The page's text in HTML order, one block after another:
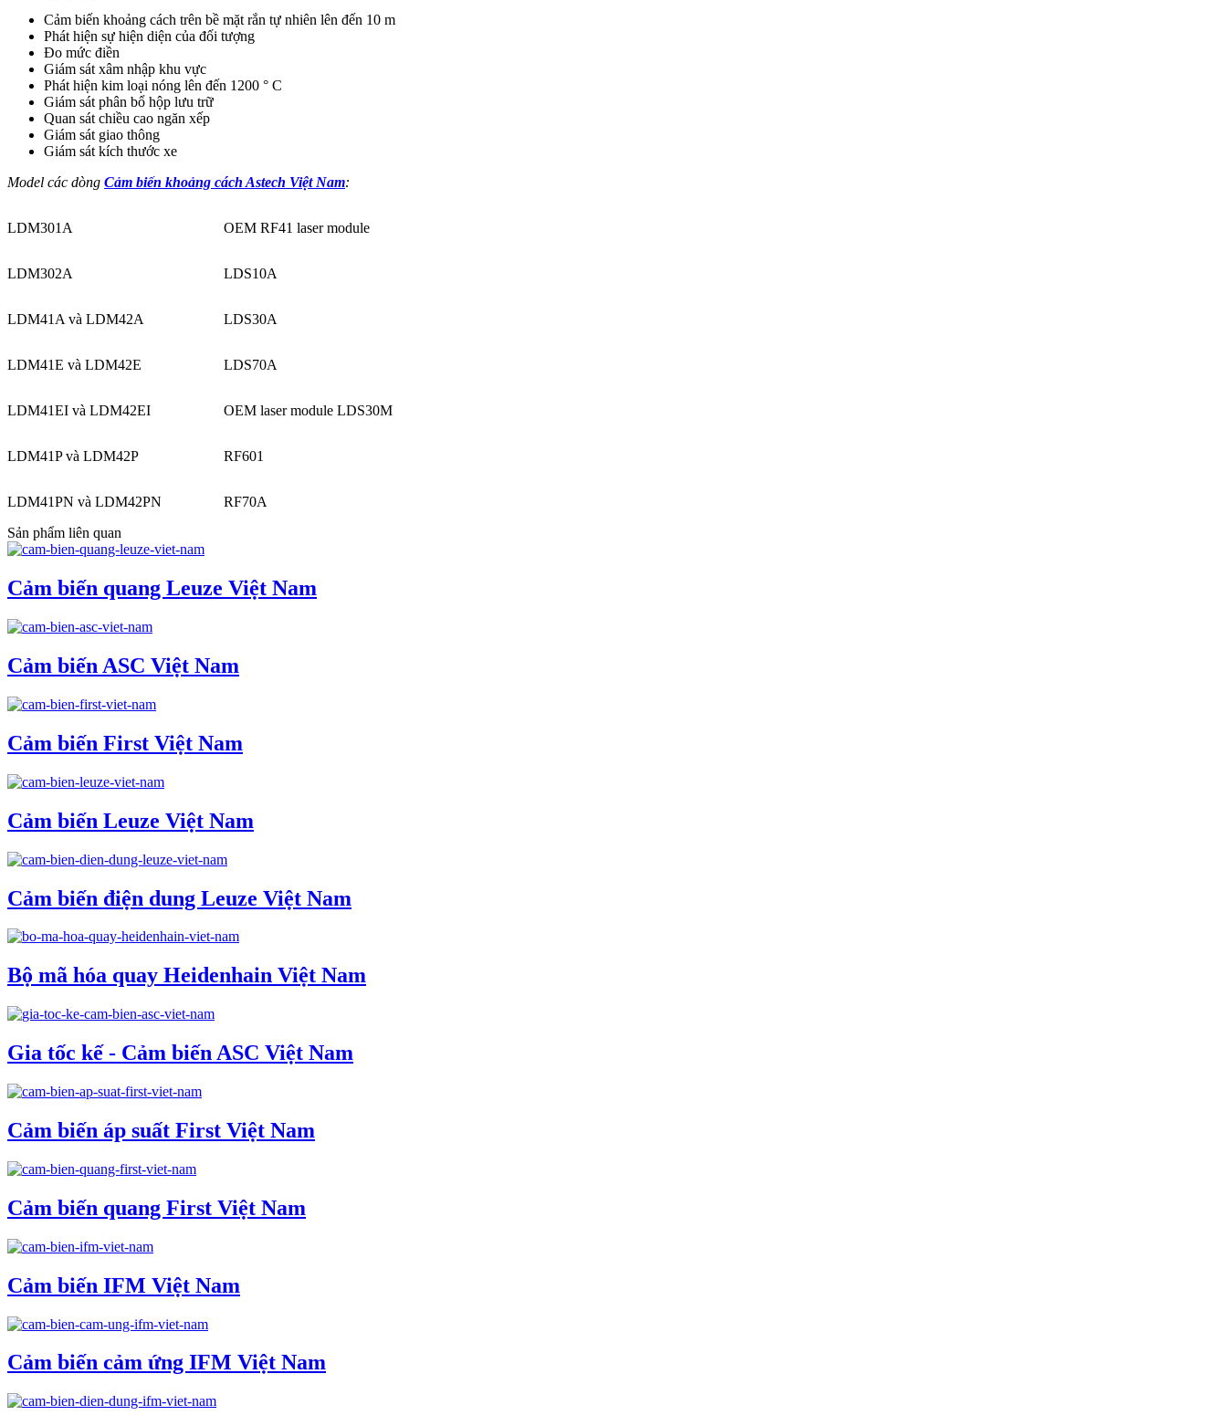
Cảm biến khoảng cách trên bề mặt rắn tự nhiên lên đến 10 m
Phát hiện sự hiện diện của đối tượng
Đo mức điền
Giám sát xâm nhập khu vực
Phát hiện kim loại nóng lên đến 1200 ° C
Giám sát phân bổ hộp lưu trữ
Quan sát chiều cao ngăn xếp
Giám sát giao thông
Giám sát kích thước xe
Model các dòng Cảm biến khoảng cách Astech Việt Nam:
LDM301A OEM RF41 laser module
LDM302A LDS10A
LDM41A và LDM42A LDS30A
LDM41E và LDM42E LDS70A
LDM41EI và LDM42EI OEM laser module LDS30M
LDM41P và LDM42P RF601
LDM41PN và LDM42PN
RF70A
Sản phẩm liên quan
Cảm biến quang Leuze Việt Nam
Cảm biến ASC Việt Nam
Cảm biến First Việt Nam
Cảm biến Leuze Việt Nam
Cảm biến điện dung Leuze Việt Nam
Bộ mã hóa quay Heidenhain Việt Nam
Gia tốc kế - Cảm biến ASC Việt Nam
Cảm biến áp suất First Việt Nam
Cảm biến quang First Việt Nam
Cảm biến IFM Việt Nam
Cảm biến cảm ứng IFM Việt Nam